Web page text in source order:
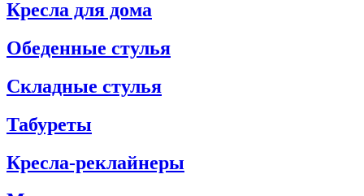
Кресла для дома
Обеденные стулья
Складные стулья
Табуреты
Кресла-реклайнеры